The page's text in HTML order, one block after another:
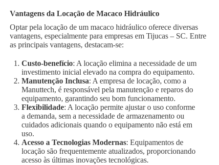
Vantagens da Locação de Macaco Hidráulico
Optar pela locação de um macaco hidráulico oferece diversas
vantagens, especialmente para empresas em Tijucas – SC. Entre
as principais vantagens, destacam-se:
Custo-benefício: A locação elimina a necessidade de um
investimento inicial elevado na compra do equipamento.
Manutenção Inclusa: A empresa de locação, como a
Manuttech, é responsável pela manutenção e reparos do
equipamento, garantindo seu bom funcionamento.
Flexibilidade: A locação permite ajustar o uso conforme
a demanda, sem a necessidade de armazenamento ou
cuidados adicionais quando o equipamento não está em
uso.
Acesso a Tecnologias Modernas: Equipamentos de
locação são frequentemente atualizados, proporcionando
acesso às últimas inovações tecnológicas.